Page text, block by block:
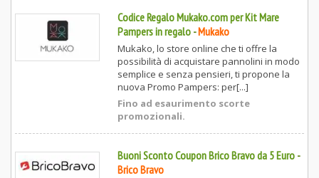
Codice Regalo Mukako.com per Kit Mare
Pampers in regalo-Mukako
Mukako, lo store online che ti offre la
possibilità di acquistare pannolini in modo
semplice e senza pensieri, ti propone la
nuova Promo Pampers: per[...]
Fino ad esaurimento scorte
promozionali.
Buoni Sconto Coupon Brico Bravo da 5 Euro-
Brico Bravo